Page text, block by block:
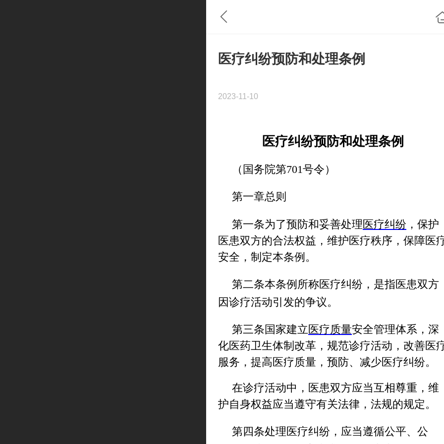
医疗纠纷预防和处理条例
2023-11-10
医疗纠纷预防和处理条例
（国务院第701号令）
第一章总则
第一条为了预防和妥善处理 医疗纠纷 ，保护
医患双方的合法权益，维护医疗秩序，保障医
安全，制定本条例。
第二条本条例所称医疗纠纷，是指医患双方
因诊疗活动引发的争议。
第三条国家建立 医疗质量安全管理体系，深
化医药卫生体制改革，规范诊疗活动，改善医
服务，提高医疗质量，预防、减少医疗纠纷。
在诊疗活动中，医患双方应当互相尊重，维
护自身权益应当遵守有关法律，法规的规定。
第四条处理医疗纠纷，应当遵循公平、公